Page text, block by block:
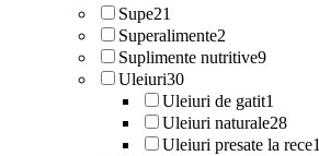
Supe21
Superalimente2
Suplimente nutritive9
Uleiuri30
Uleiuri de gatit1
Uleiuri naturale28
Uleiuri presate la rece1